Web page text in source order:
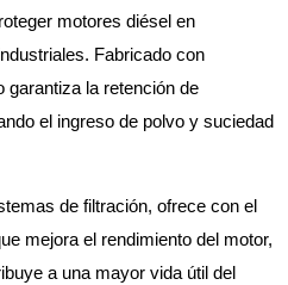
motores diésel en
Fabricado con
garantiza la retención de
el ingreso de polvo y suciedad
de filtración, ofrece con el
mejora el rendimiento del motor,
a una mayor vida útil del